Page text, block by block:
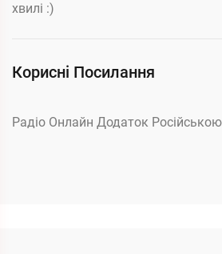
хвилі :)
Корисні Посилання
Радіо Онлайн Додаток